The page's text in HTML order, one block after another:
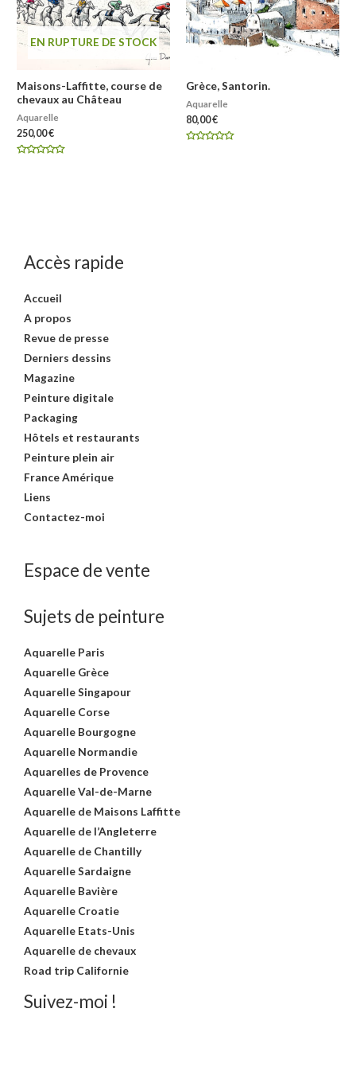
EN RUPTURE DE STOCK
Maisons-Laffitte, course de
chevaux au Château
Aquarelle
250,00€
Grèce, Santorin.
Aquarelle
80,00€
Accès rapide
Accueil
A propos
Revue de presse
Derniers dessins
Magazine
Peinture digitale
Packaging
Hôtels et restaurants
Peinture plein air
France Amérique
Liens
Contactez-moi
Espace de vente
Sujets de peinture
Aquarelle Paris
Aquarelle Grèce
Aquarelle Singapour
Aquarelle Corse
Aquarelle Bourgogne
Aquarelle Normandie
Aquarelles de Provence
Aquarelle Val-de-Marne
Aquarelle de Maisons Laffitte
Aquarelle de l’Angleterre
Aquarelle de Chantilly
Aquarelle Sardaigne
Aquarelle Bavière
Aquarelle Croatie
Aquarelle Etats-Unis
Aquarelle de chevaux
Road trip Californie
Suivez-moi !